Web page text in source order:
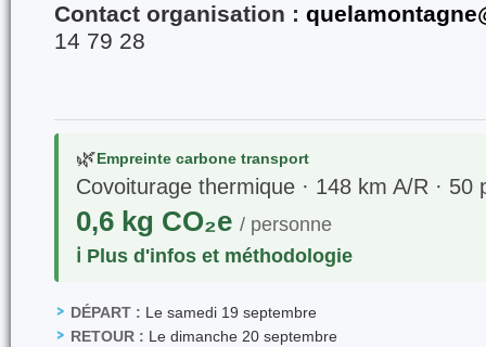
Contact organisation :
14 79 28
🌿Empreinte carbone transport
Covoiturage thermique · 148 km A/R · 50
0,6 kg CO₂e / personne
ℹ️ Plus d'infos et méthodologie
DÉPART : Le samedi 19 septembre
RETOUR : Le dimanche 20 septembre